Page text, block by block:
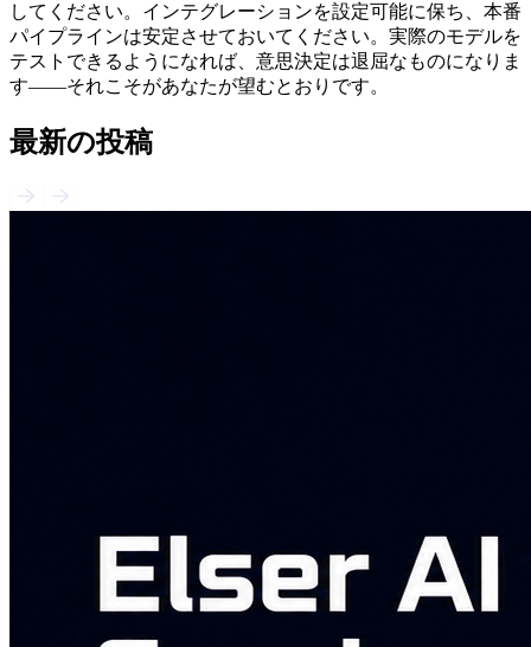
してください。インテグレーションを設定可能に保ち、本番
パイプラインは安定させておいてください。実際のモデルを
テストできるようになれば、意思決定は退屈なものになりま
す——それこそがあなたが望むとおりです。
最新の投稿